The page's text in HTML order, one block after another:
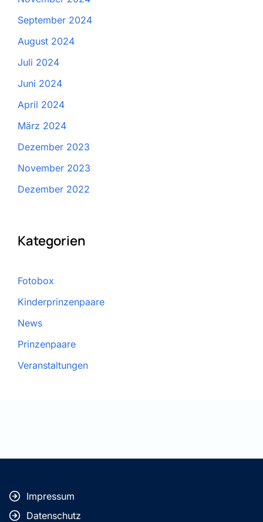
September 2024
August 2024
Juli 2024
Juni 2024
April 2024
März 2024
Dezember 2023
November 2023
Dezember 2022
Kategorien
Fotobox
Kinderprinzenpaare
News
Prinzenpaare
Veranstaltungen
Impressum
Datenschutz